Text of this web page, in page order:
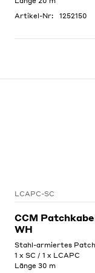
Artikel-Nr:
1252150
LCAPC-SC
CCM
WH
Stahl-armiertes
1 x SC / 1 x LCAPC
Länge 30 m